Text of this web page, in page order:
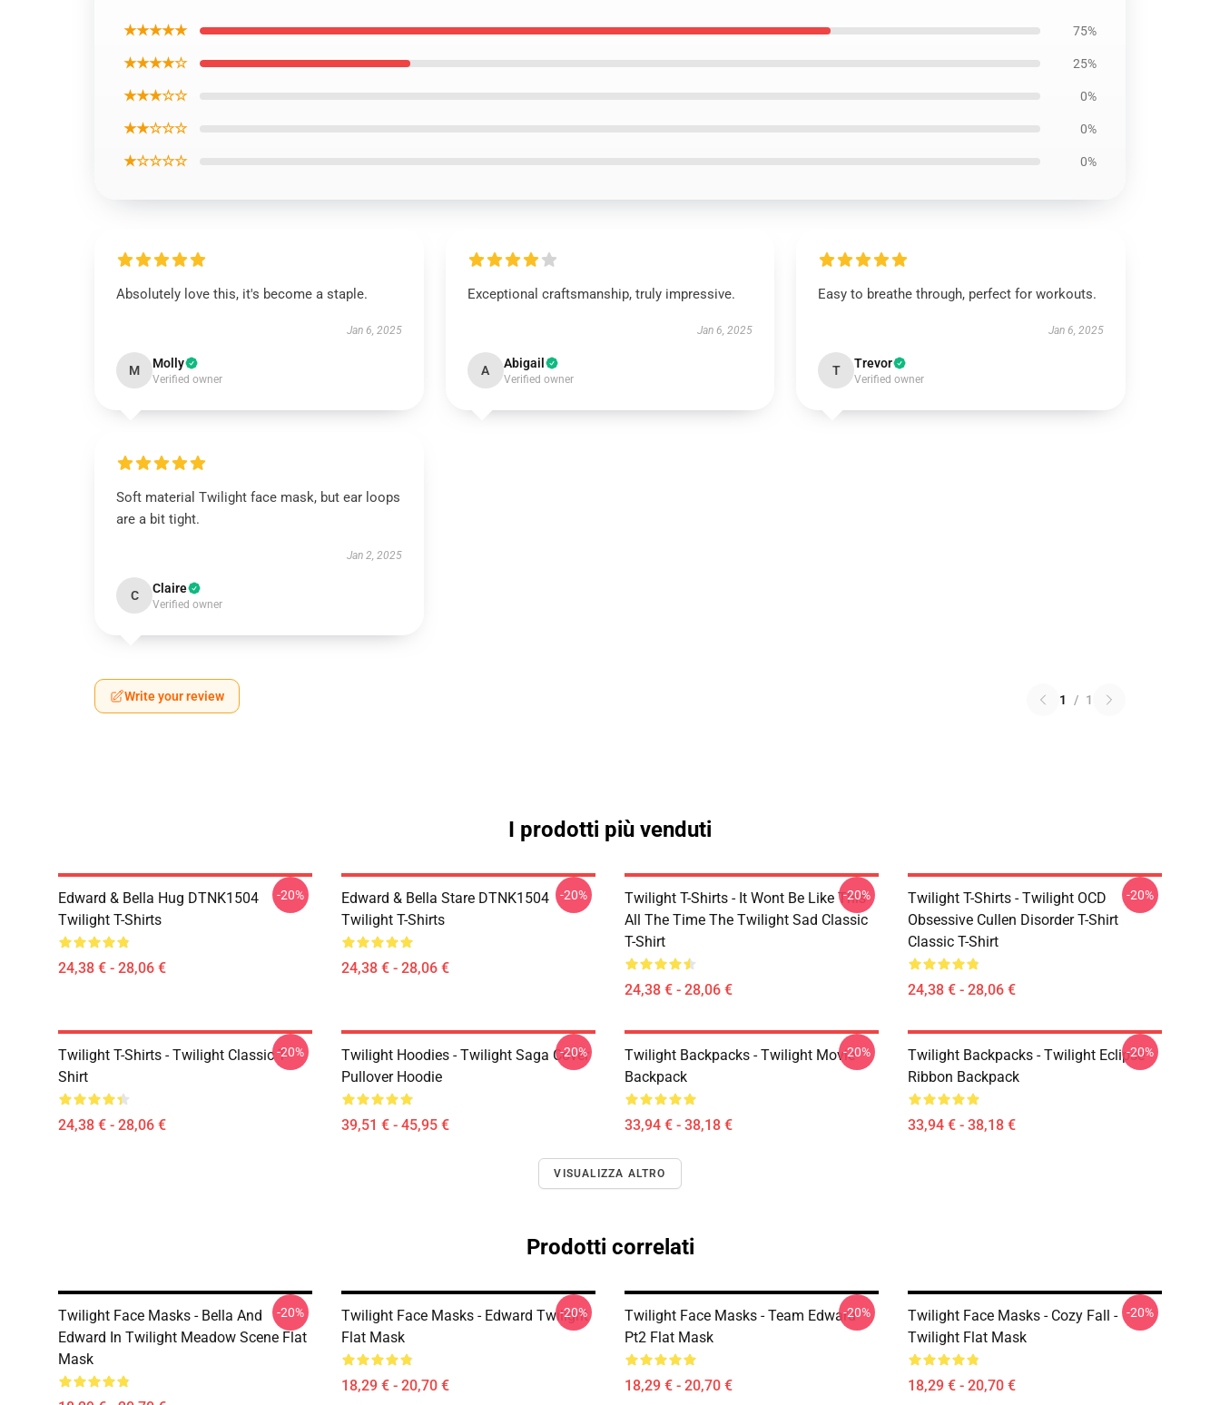
★★★★★ 75%
★★★★☆ 25%
★★★☆☆ 0%
★★☆☆☆ 0%
★☆☆☆☆ 0%
Absolutely love this, it's become a staple.
Jan 6, 2025
M Molly
Verified owner
Exceptional craftsmanship, truly impressive.
Jan 6, 2025
A Abigail
Verified owner
Easy to breathe through, perfect for workouts.
Jan 6, 2025
T Trevor
Verified owner
Soft material Twilight face mask, but ear loops
are a bit tight.
Jan 2, 2025
C Claire
Verified owner
Write your review 1 / 1
I prodotti più venduti
Edward & Bella Hug DTNK1504
Twilight T-Shirts
24,38 € - 28,06 €
-20%
Edward & Bella Stare DTNK1504
Twilight T-Shirts
24,38 € - 28,06 €
-20%
Twilight T-Shirts - It Wont Be Like This
All The Time The Twilight Sad Classic
T-Shirt
24,38 € - 28,06 €
-20%
Twilight T-Shirts - Twilight OCD
Obsessive Cullen Disorder T-Shirt
Classic T-Shirt
24,38 € - 28,06 €
-20%
Twilight T-Shirts - Twilight Classic T-
Shirt
24,38 € - 28,06 €
-20%
Twilight Hoodies - Twilight Saga Cover
Pullover Hoodie
39,51 € - 45,95 €
-20%
Twilight Backpacks - Twilight Movie
Backpack
33,94 € - 38,18 €
-20%
Twilight Backpacks - Twilight Eclipse
Ribbon Backpack
33,94 € - 38,18 €
-20%
VISUALIZZA ALTRO
Prodotti correlati
Twilight Face Masks - Bella And
Edward In Twilight Meadow Scene Flat
Mask
-20%
Twilight Face Masks - Edward Twilight
Flat Mask
18,29 € - 20,70 €
-20%
Twilight Face Masks - Team Edward
Pt2 Flat Mask
18,29 € - 20,70 €
-20%
Twilight Face Masks - Cozy Fall -
Twilight Flat Mask
18,29 € - 20,70 €
-20%